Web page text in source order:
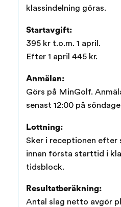
klassindelning göras.
Startavgift:
395 kr t.o.m. 1 april.
Efter 1 april 445 kr.
Anmälan:
Görs på MinGolf.
senast 12:00 på
Lottning:
Sker i receptionen efter
innan första starttid i
tidsblock.
Resultatberäkning:
Antal slag netto avgör